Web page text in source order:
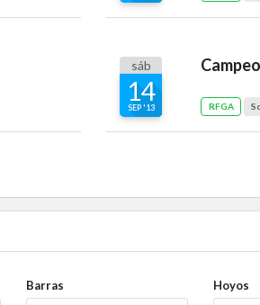
sáb
14
SEP '13 RFGA
Barras Hoyos